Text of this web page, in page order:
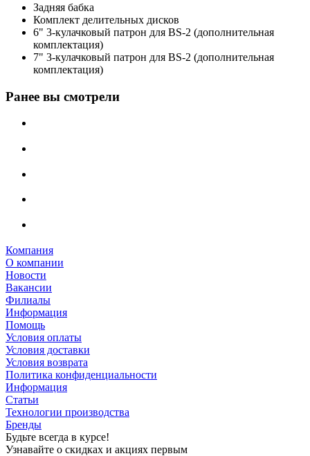
Задняя бабка
Комплект делительных дисков
6" 3-кулачковый патрон для BS-2 (дополнительная
комплектация)
7" 3-кулачковый патрон для BS-2 (дополнительная
комплектация)
Ранее вы смотрели
Компания
О компании
Новости
Вакансии
Филиалы
Информация
Помощь
Условия оплаты
Условия доставки
Условия возврата
Политика конфиденциальности
Информация
Статьи
Технологии производства
Бренды
Будьте всегда в курсе!
Узнавайте о скидках и акциях первым